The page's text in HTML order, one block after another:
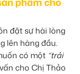
đặt sự hài lòng
lên hàng đầu.
có một “trải
cho Chị Thảo